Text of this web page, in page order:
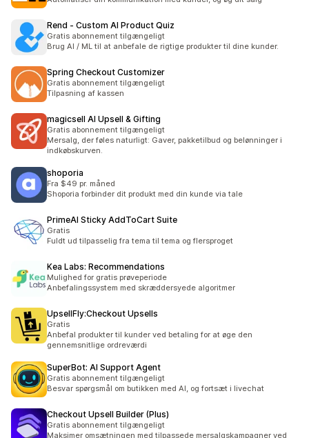
Rend ‑ Custom AI Product Quiz
Gratis abonnement tilgængeligt
Brug AI / ML til at anbefale de rigtige produkter til dine kunder.
Spring Checkout Customizer
Gratis abonnement tilgængeligt
Tilpasning af kassen
magicsell AI Upsell & Gifting
Gratis abonnement tilgængeligt
Mersalg, der føles naturligt: Gaver, pakketilbud og belønninger i
indkøbskurven.
shoporia
Fra $49 pr. måned
Shoporia forbinder dit produkt med din kunde via tale
PrimeAI Sticky AddToCart Suite
Gratis
Fuldt ud tilpasselig fra tema til tema og flersproget
Kea Labs: Recommendations
Mulighed for gratis prøveperiode
Anbefalingssystem med skræddersyede algoritmer
UpsellFly:Checkout Upsells
Gratis
Anbefal produkter til kunder ved betaling for at øge den
gennemsnitlige ordreværdi
SuperBot: AI Support Agent
Gratis abonnement tilgængeligt
Besvar spørgsmål om butikken med AI, og fortsæt i livechat
Checkout Upsell Builder (Plus)
Gratis abonnement tilgængeligt
Maksimer omsætningen med tilpassede mersalgskampagner ved